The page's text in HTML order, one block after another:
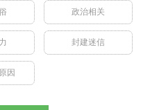
政治相关
封建迷信
因